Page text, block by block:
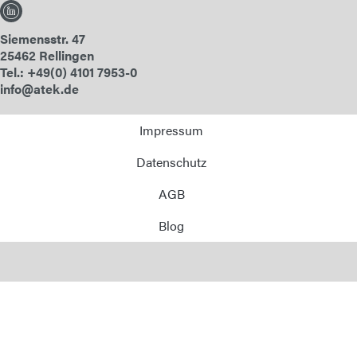
Siemensstr. 47
25462 Rellingen
Tel.: +49(0) 4101 7953-0
info@atek.de
Impressum
Datenschutz
AGB
Blog